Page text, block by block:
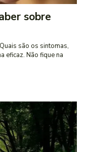
sobre
são os sintomas,
eficaz. Não fique na